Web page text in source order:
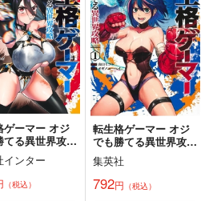
円（税込）
サンプル
作品詳細
3,929円（税込）
サンプル
作品詳細
ゲーマー オジ
てる異世界攻
インター
（税込）
転生格ゲーマー オジ
でも勝てる異世界攻
略 1
集英社
792円 （税込）